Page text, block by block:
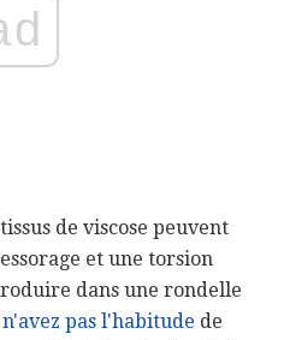
de viscose peuvent
et une torsion
dans une rondelle
n'avez pas l'habitude de